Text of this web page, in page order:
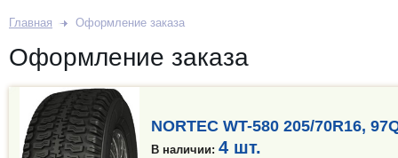
Главная Оформление заказа
Оформление заказа
NORTEC WT-580 205/70R16,
В наличии: 4 шт.